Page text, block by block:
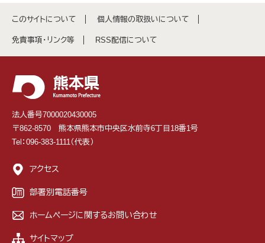
このサイトについて 個人情報の取扱いについて
免責事項・リンク等 RSS配信について
法人番号7000020430005
〒862-8570 熊本県熊本市中央区水前寺6丁目18番1号
Tel：096-383-1111（代表）
アクセス
部署別電話番号
ホームページに関するお問い合わせ
サイトマップ